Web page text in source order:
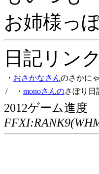
お姉様っ
日記リン
・ おさかなさんのさかに
/ ・ monoさんのさぼり日
2012ゲーム進度